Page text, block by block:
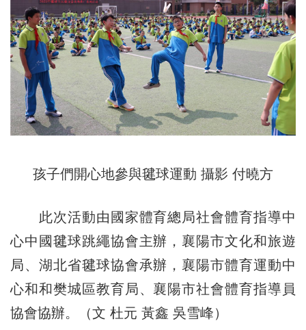
孩子們開心地參與毽球運動 攝影 付曉方
此次活動由國家體育總局社會體育指導中
心中國毽球跳繩協會主辦，襄陽市文化和旅遊
局、湖北省毽球協會承辦，襄陽市體育運動中
心和和樊城區教育局、襄陽市社會體育指導員
協會協辦。（文 杜元 黃鑫 吳雪峰）